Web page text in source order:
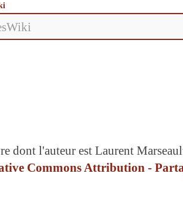
dont l'auteur est Laurent
Commons Attribution -